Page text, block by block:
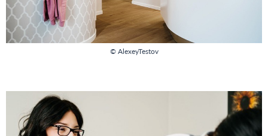
© AlexeyTestov